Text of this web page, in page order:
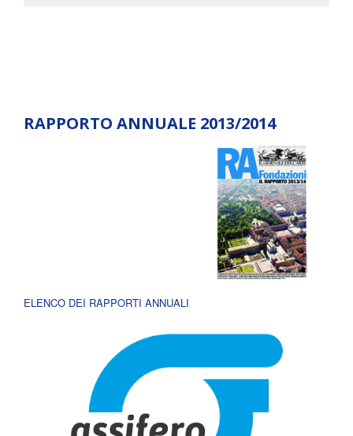
RAPPORTO ANNUALE 2013/2014
ELENCO DEI RAPPORTI ANNUALI